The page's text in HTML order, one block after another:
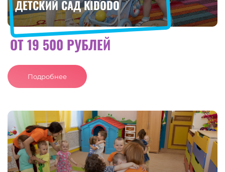
ДЕТСКИЙ САД KIDODO
ОТ 19 500 РУБЛЕЙ
Подробнее